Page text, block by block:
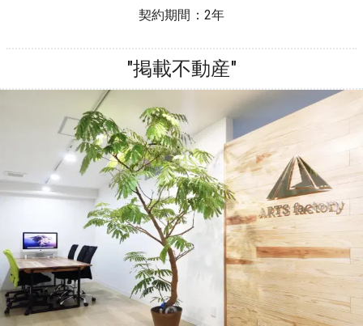
契約期間： 2年
"掲載不動産"